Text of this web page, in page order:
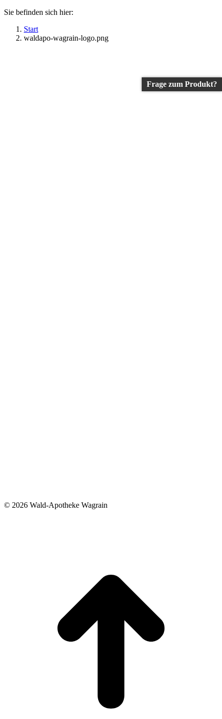
Sie befinden sich hier:
Start
waldapo-wagrain-logo.png
© 2026 Wald-Apotheke Wagrain
Frage zum Produkt?